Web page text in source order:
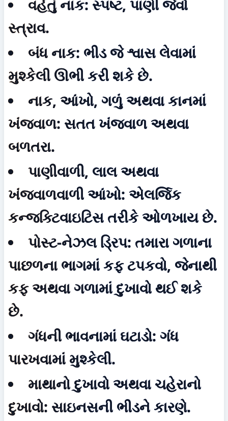
વહેતું નાક: સ્પષ્ટ, પાણી જેવો
સ્ત્રાવ.
બંધ નાક: ભીડ જે શ્વાસ લેવામાં
મુશ્કેલી ઊભી કરી શકે છે.
નાક, આંખો, ગળું અથવા કાનમાં
ખંજવાળ: સતત ખંજવાળ અથવા
બળતરા.
પાણીવાળી, લાલ અથવા
ખંજવાળવાળી આંખો: એલર્જિક
કન્જક્ટિવાઇટિસ તરીકે ઓળખાય છે.
પોસ્ટ-નેઝલ ડ્રિપ: તમારા ગળાના
પાછળના ભાગમાં કફ ટપકવો, જેનાથી
કફ અથવા ગળામાં દુખાવો થઈ શકે
છે.
ગંધની ભાવનામાં ઘટાડો: ગંધ
પારખવામાં મુશ્કેલી.
માથાનો દુખાવો અથવા ચહેરાનો
દુખાવો: સાઇનસની ભીડને કારણે.